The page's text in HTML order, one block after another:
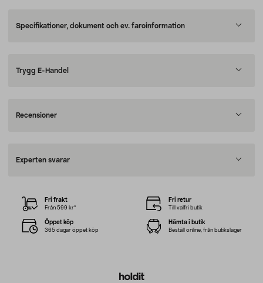
Specifikationer, dokument och ev. faroinformation
Trygg E-Handel
Recensioner
Experten svarar
Fri frakt
Från 599 kr*
Fri retur
Till valfri butik
Öppet köp
365 dagar öppet köp
Hämta i butik
Beställ online, från butikslager